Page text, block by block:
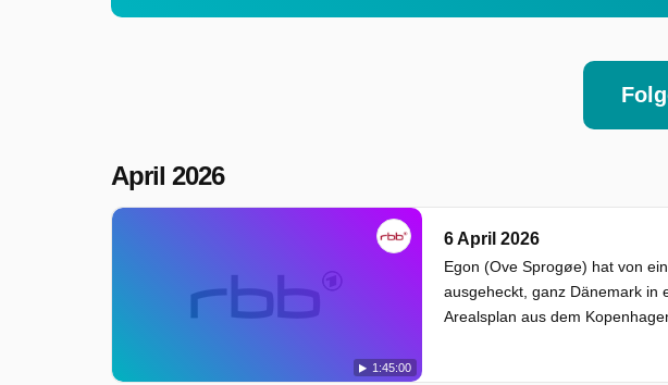
April 2026
1:45:00
6 April 2026
Egon (Ove Sprogøe) hat von
ausgeheckt, ganz Dänemark in
Arealsplan aus dem